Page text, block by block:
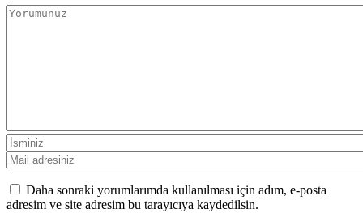
Daha sonraki yorumlarımda kullanılması için adım, e-posta
adresim ve site adresim bu tarayıcıya kaydedilsin.